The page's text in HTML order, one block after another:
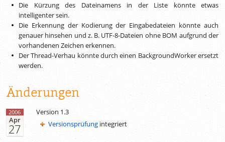
Die Kürzung des Dateinamens in der Liste könnte etwas
intelligenter sein.
Die Erkennung der Kodierung der Eingabedateien könnte auch
genauer hinsehen undz. B.UTF-8-Dateien ohne BOM aufgrund der
vorhandenen Zeichen erkennen.
Der Thread-Verhau könnte durch einen BackgroundWorker ersetzt
werden.
Änderungen
2006
Apr
27
Version 1.3
Versionsprüfungintegriert